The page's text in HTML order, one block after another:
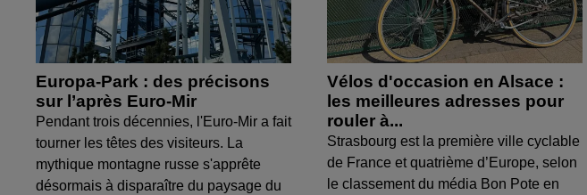
Europa-Park : des précisons
sur l’après Euro-Mir
Pendant trois décennies, l'Euro-Mir a fait
tourner les têtes des visiteurs. La
mythique montagne russe s'apprête
désormais à disparaître du paysage du
Vélos d'occasion en Alsace :
les meilleures adresses pour
rouler à...
Strasbourg est la première ville cyclable
de France et quatrième d’Europe, selon
le classement du média Bon Pote en